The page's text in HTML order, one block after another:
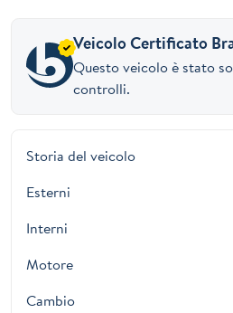
Veicolo Certificato
Questo veicolo è stato
controlli.
Storia del veicolo
Esterni
Interni
Motore
Cambio